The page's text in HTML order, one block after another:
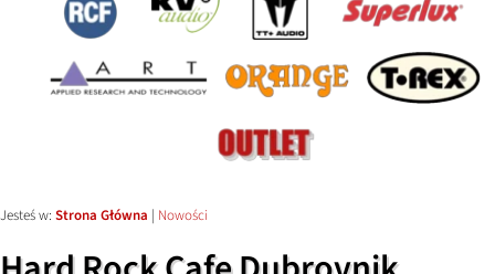
Jesteś w: Strona Główna | Nowości